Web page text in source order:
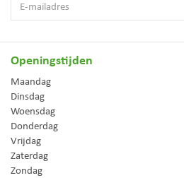
Openingstijden
Maandag
Dinsdag
Woensdag
Donderdag
Vrijdag
Zaterdag
Zondag